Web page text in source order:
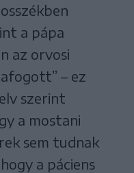
a pápa
az orvosi
– ez
szerint
a mostani
sem tudnak
a páciens